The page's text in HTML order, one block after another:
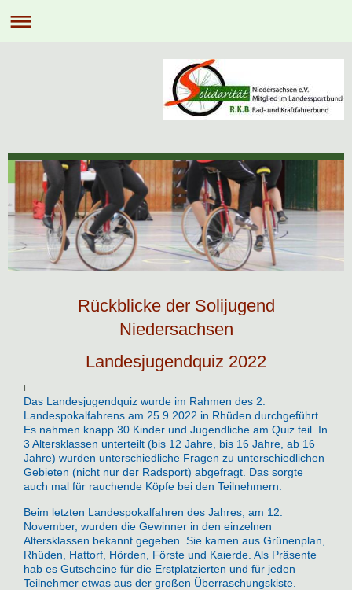
Rückblicke der Solijugend
Niedersachsen
Landesjugendquiz 2022
I
Das Landesjugendquiz wurde im Rahmen des 2.
Landespokalfahrens am 25.9.2022 in Rhüden durchgeführt.
Es nahmen knapp 30 Kinder und Jugendliche am Quiz teil. In
3 Altersklassen unterteilt (bis 12 Jahre, bis 16 Jahre, ab 16
Jahre) wurden unterschiedliche Fragen zu unterschiedlichen
Gebieten (nicht nur der Radsport) abgefragt. Das sorgte
auch mal für rauchende Köpfe bei den Teilnehmern.
Beim letzten Landespokalfahren des Jahres, am 12.
November, wurden die Gewinner in den einzelnen
Altersklassen bekannt gegeben. Sie kamen aus Grünenplan,
Rhüden, Hattorf, Hörden, Förste und Kaierde. Als Präsente
hab es Gutscheine für die Erstplatzierten und für jeden
Teilnehmer etwas aus der großen Überraschungskiste.